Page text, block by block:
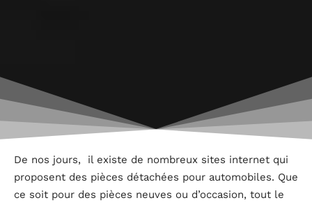
De nos jours, il existe de nombreux sites internet qui
proposent des pièces détachées pour automobiles. Que
ce soit pour des pièces neuves ou d’occasion, tout le